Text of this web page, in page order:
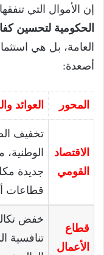
إن الأموال التي
الحكومية لتحسين
العامة، بل هي
أصعدة:
المحور العوائد
الاقتصاد
القومي
تخفيف
جديدة
قطاعات
قطاع
الأعمال
خفض
تنافسية